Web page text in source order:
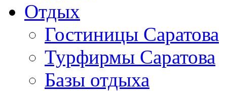
Отдых
Гостиницы Саратова
Турфирмы Саратова
Базы отдыха